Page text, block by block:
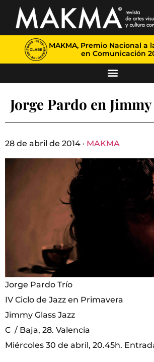
MAKMA, Premio Nacional a
en Comunicación
Jorge Pardo en
28 de abril de 2014 · MAKMA
Jorge Pardo Trío
IV Ciclo de Jazz en Primavera
Jimmy Glass Jazz
C / Baja, 28. Valencia
Miércoles 30 de abril, 20.45h.